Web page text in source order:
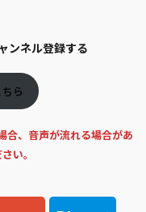
ンネル登録する
ら
合、音声が流れる場合があ
い。